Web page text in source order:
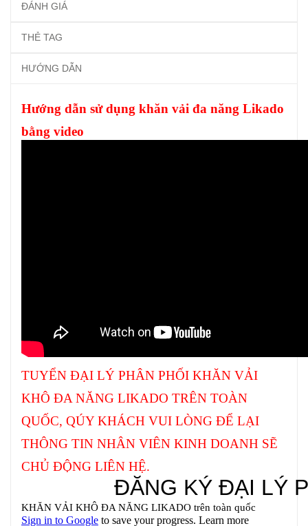
ĐÁNH GIÁ
THẺ TAG
HƯỚNG DẪN
Hướng dẫn sử dụng khăn vải đa năng Likado
bằng video
TUYỂN ĐẠI LÝ PHÂN PHỐI KHĂN VẢI
KHÔ ĐA NĂNG LIKADO TRÊN TOÀN
QUỐC, QÚY KHÁCH VUI LÒNG ĐỂ LẠI
THÔNG TIN NHÂN VIÊN KINH DOANH SẼ
CHỦ ĐỘNG LIÊN HỆ.